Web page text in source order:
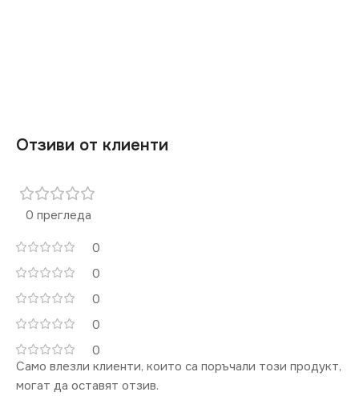
Отзиви от клиенти
0 прегледа
0
0
0
0
0
Само влезли клиенти, които са поръчали този продукт,
могат да оставят отзив.